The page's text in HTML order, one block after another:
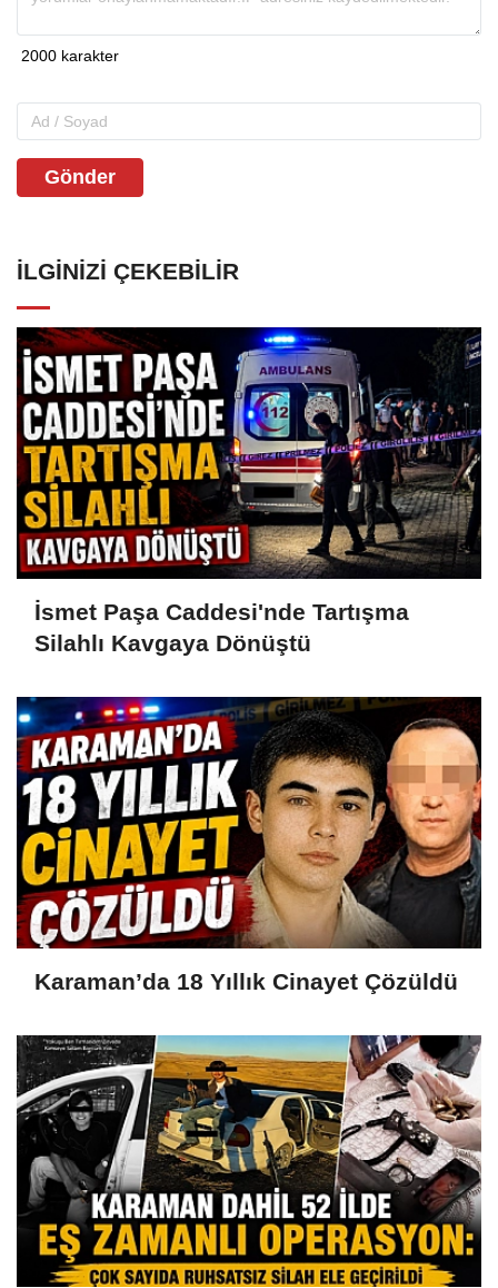
Gönder
İLGINIZI ÇEKEBILIR
İsmet Paşa Caddesi'nde Tartışma
Silahlı Kavgaya Dönüştü
Karaman’da 18 Yıllık Cinayet Çözüldü